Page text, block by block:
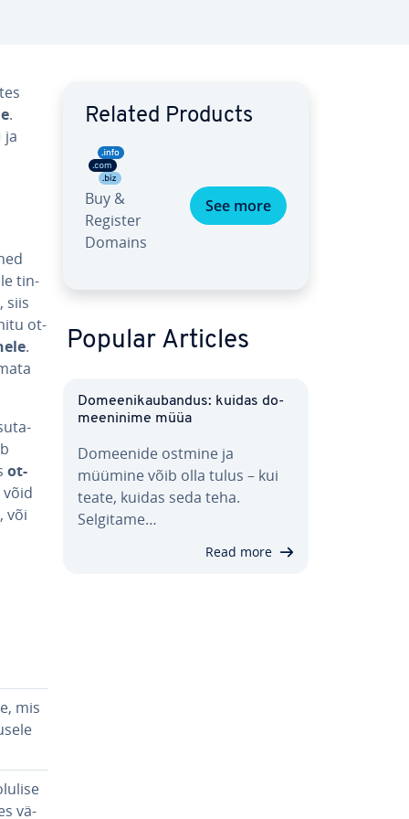
.
ja
tin­
siis
ot­
.
ot­
, või
mis
vä­
Related Products
Buy &
Register
Domains
See more
Popular Articles
Do­mee­ni­kau­ban­dus: kuidas do­
mee­ninime müüa
Domeenide ostmine ja
müümine võib olla tulus – kui
teate, kuidas seda teha.
Selgitame…
Read more